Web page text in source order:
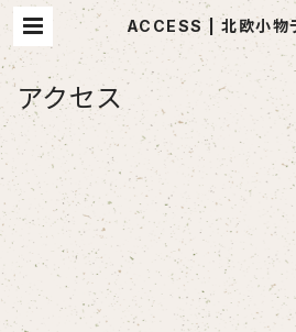
ACCESS | 北欧小物
アクセス